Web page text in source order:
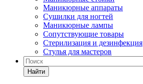
Маникюрные аппараты
Сушилки для ногтей
Маникюрные лампы
Сопутствующие товары
Стерилизация и дезинфекция
Стулья для мастеров
Найти